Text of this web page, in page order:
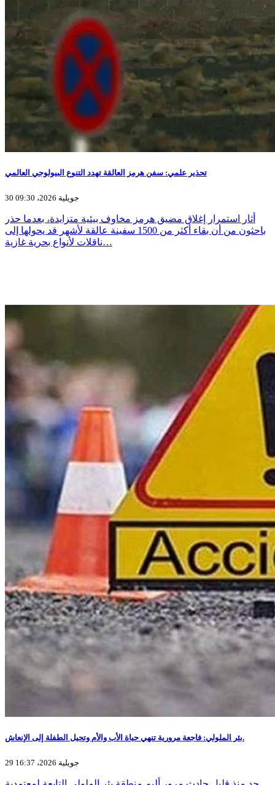
تحذير علمي: سفن هرمز العالقة تهدد التنوع البيولوجي العالمي
30 جويلية 2026، 09:30
أثار استمرار إغلاق مضيق هرمز مخاوف بيئية متزايدة، بعدما حذر
باحثون من أن بقاء أكثر من 1500 سفينة عالقة لأشهر قد يحولها إلى
ناقلات لأنواع بحرية غازية…
بئر الملولي: فاجعة مرورية تنهي حياة الأب والأم وتحيل الطفلة إلى الإنعاش.
29 جويلية 2026، 16:37